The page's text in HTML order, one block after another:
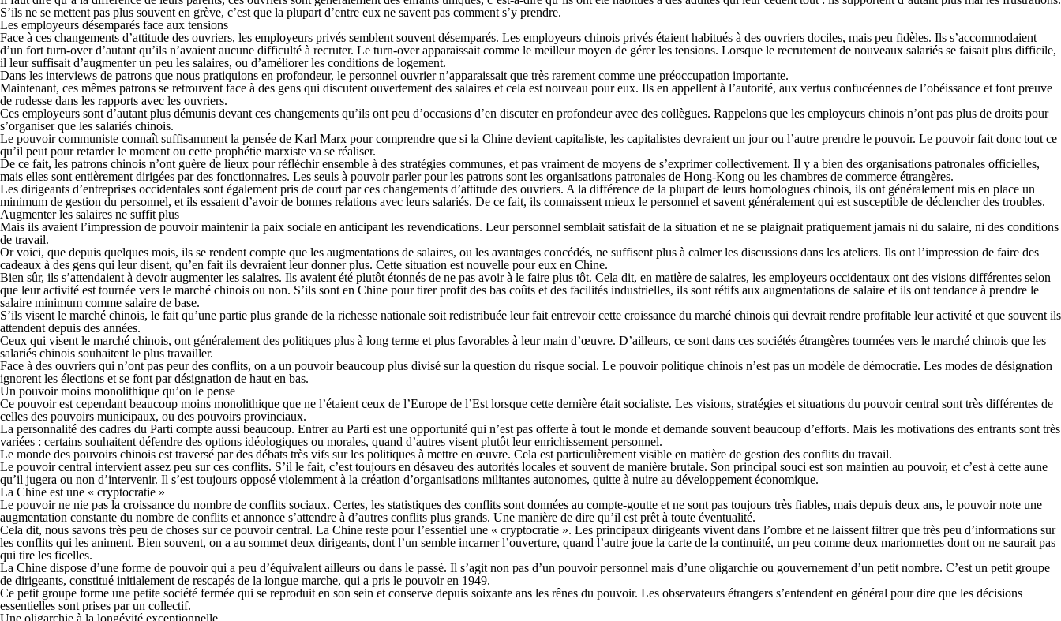
S’ils ne se mettent pas plus souvent en grève, c’est que la plupart d’entre eux ne savent pas comment s’y prendre.
Les employeurs désemparés face aux tensions
Face à ces changements d’attitude des ouvriers, les employeurs privés semblent souvent désemparés. Les employeurs chinois privés étaient habitués à des ouvriers dociles, mais peu fidèles. Ils s’accommodaient
d’un fort turn-over d’autant qu’ils n’avaient aucune difficulté à recruter. Le turn-over apparaissait comme le meilleur moyen de gérer les tensions. Lorsque le recrutement de nouveaux salariés se faisait plus difficile,
il leur suffisait d’augmenter un peu les salaires, ou d’améliorer les conditions de logement.
Dans les interviews de patrons que nous pratiquions en profondeur, le personnel ouvrier n’apparaissait que très rarement comme une préoccupation importante.
Maintenant, ces mêmes patrons se retrouvent face à des gens qui discutent ouvertement des salaires et cela est nouveau pour eux. Ils en appellent à l’autorité, aux vertus confucéennes de l’obéissance et font preuve
de rudesse dans les rapports avec les ouvriers.
Ces employeurs sont d’autant plus démunis devant ces changements qu’ils ont peu d’occasions d’en discuter en profondeur avec des collègues. Rappelons que les employeurs chinois n’ont pas plus de droits pour
s’organiser que les salariés chinois.
Le pouvoir communiste connaît suffisamment la pensée de Karl Marx pour comprendre que si la Chine devient capitaliste, les capitalistes devraient un jour ou l’autre prendre le pouvoir. Le pouvoir fait donc tout ce
qu’il peut pour retarder le moment ou cette prophétie marxiste va se réaliser.
De ce fait, les patrons chinois n’ont guère de lieux pour réfléchir ensemble à des stratégies communes, et pas vraiment de moyens de s’exprimer collectivement. Il y a bien des organisations patronales officielles,
mais elles sont entièrement dirigées par des fonctionnaires. Les seuls à pouvoir parler pour les patrons sont les organisations patronales de Hong-Kong ou les chambres de commerce étrangères.
Les dirigeants d’entreprises occidentales sont également pris de court par ces changements d’attitude des ouvriers. A la différence de la plupart de leurs homologues chinois, ils ont généralement mis en place un
minimum de gestion du personnel, et ils essaient d’avoir de bonnes relations avec leurs salariés. De ce fait, ils connaissent mieux le personnel et savent généralement qui est susceptible de déclencher des troubles.
Augmenter les salaires ne suffit plus
Mais ils avaient l’impression de pouvoir maintenir la paix sociale en anticipant les revendications. Leur personnel semblait satisfait de la situation et ne se plaignait pratiquement jamais ni du salaire, ni des conditions
de travail.
Or voici, que depuis quelques mois, ils se rendent compte que les augmentations de salaires, ou les avantages concédés, ne suffisent plus à calmer les discussions dans les ateliers. Ils ont l’impression de faire des
cadeaux à des gens qui leur disent, qu’en fait ils devraient leur donner plus. Cette situation est nouvelle pour eux en Chine.
Bien sûr, ils s’attendaient à devoir augmenter les salaires. Ils avaient été plutôt étonnés de ne pas avoir à le faire plus tôt. Cela dit, en matière de salaires, les employeurs occidentaux ont des visions différentes selon
que leur activité est tournée vers le marché chinois ou non. S’ils sont en Chine pour tirer profit des bas coûts et des facilités industrielles, ils sont rétifs aux augmentations de salaire et ils ont tendance à prendre le
salaire minimum comme salaire de base.
S’ils visent le marché chinois, le fait qu’une partie plus grande de la richesse nationale soit redistribuée leur fait entrevoir cette croissance du marché chinois qui devrait rendre profitable leur activité et que souvent ils
attendent depuis des années.
Ceux qui visent le marché chinois, ont généralement des politiques plus à long terme et plus favorables à leur main d’œuvre. D’ailleurs, ce sont dans ces sociétés étrangères tournées vers le marché chinois que les
salariés chinois souhaitent le plus travailler.
Face à des ouvriers qui n’ont pas peur des conflits, on a un pouvoir beaucoup plus divisé sur la question du risque social. Le pouvoir politique chinois n’est pas un modèle de démocratie. Les modes de désignation
ignorent les élections et se font par désignation de haut en bas.
Un pouvoir moins monolithique qu’on le pense
Ce pouvoir est cependant beaucoup moins monolithique que ne l’étaient ceux de l’Europe de l’Est lorsque cette dernière était socialiste. Les visions, stratégies et situations du pouvoir central sont très différentes de
celles des pouvoirs municipaux, ou des pouvoirs provinciaux.
La personnalité des cadres du Parti compte aussi beaucoup. Entrer au Parti est une opportunité qui n’est pas offerte à tout le monde et demande souvent beaucoup d’efforts. Mais les motivations des entrants sont très
variées : certains souhaitent défendre des options idéologiques ou morales, quand d’autres visent plutôt leur enrichissement personnel.
Le monde des pouvoirs chinois est traversé par des débats très vifs sur les politiques à mettre en œuvre. Cela est particulièrement visible en matière de gestion des conflits du travail.
Le pouvoir central intervient assez peu sur ces conflits. S’il le fait, c’est toujours en désaveu des autorités locales et souvent de manière brutale. Son principal souci est son maintien au pouvoir, et c’est à cette aune
qu’il jugera ou non d’intervenir. Il s’est toujours opposé violemment à la création d’organisations militantes autonomes, quitte à nuire au développement économique.
La Chine est une « cryptocratie »
Le pouvoir ne nie pas la croissance du nombre de conflits sociaux. Certes, les statistiques des conflits sont données au compte-goutte et ne sont pas toujours très fiables, mais depuis deux ans, le pouvoir note une
augmentation constante du nombre de conflits et annonce s’attendre à d’autres conflits plus grands. Une manière de dire qu’il est prêt à toute éventualité.
Cela dit, nous savons très peu de choses sur ce pouvoir central. La Chine reste pour l’essentiel une « cryptocratie ». Les principaux dirigeants vivent dans l’ombre et ne laissent filtrer que très peu d’informations sur
les conflits qui les animent. Bien souvent, on a au sommet deux dirigeants, dont l’un semble incarner l’ouverture, quand l’autre joue la carte de la continuité, un peu comme deux marionnettes dont on ne saurait pas
qui tire les ficelles.
La Chine dispose d’une forme de pouvoir qui a peu d’équivalent ailleurs ou dans le passé. Il s’agit non pas d’un pouvoir personnel mais d’une oligarchie ou gouvernement d’un petit nombre. C’est un petit groupe
de dirigeants, constitué initialement de rescapés de la longue marche, qui a pris le pouvoir en 1949.
Ce petit groupe forme une petite société fermée qui se reproduit en son sein et conserve depuis soixante ans les rênes du pouvoir. Les observateurs étrangers s’entendent en général pour dire que les décisions
essentielles sont prises par un collectif.
Une oligarchie à la longévité exceptionnelle